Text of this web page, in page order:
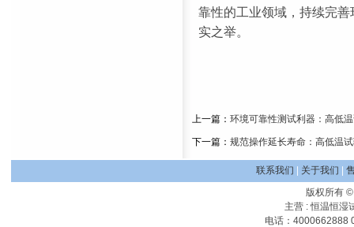
靠性的工业领域，持续完
实之举。
上一篇： 环境可靠性测试利器：高低
下一篇： 规范操作延长寿命：高低温
联系我们 关于我们
版权所有
主营 :恒温恒湿
电话：4000662888